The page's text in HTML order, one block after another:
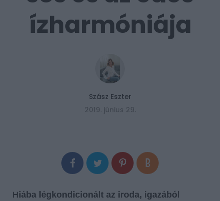
ízharmóniája
Szász Eszter
2019. június 29.
Hiába légkondicionált az iroda, igazából